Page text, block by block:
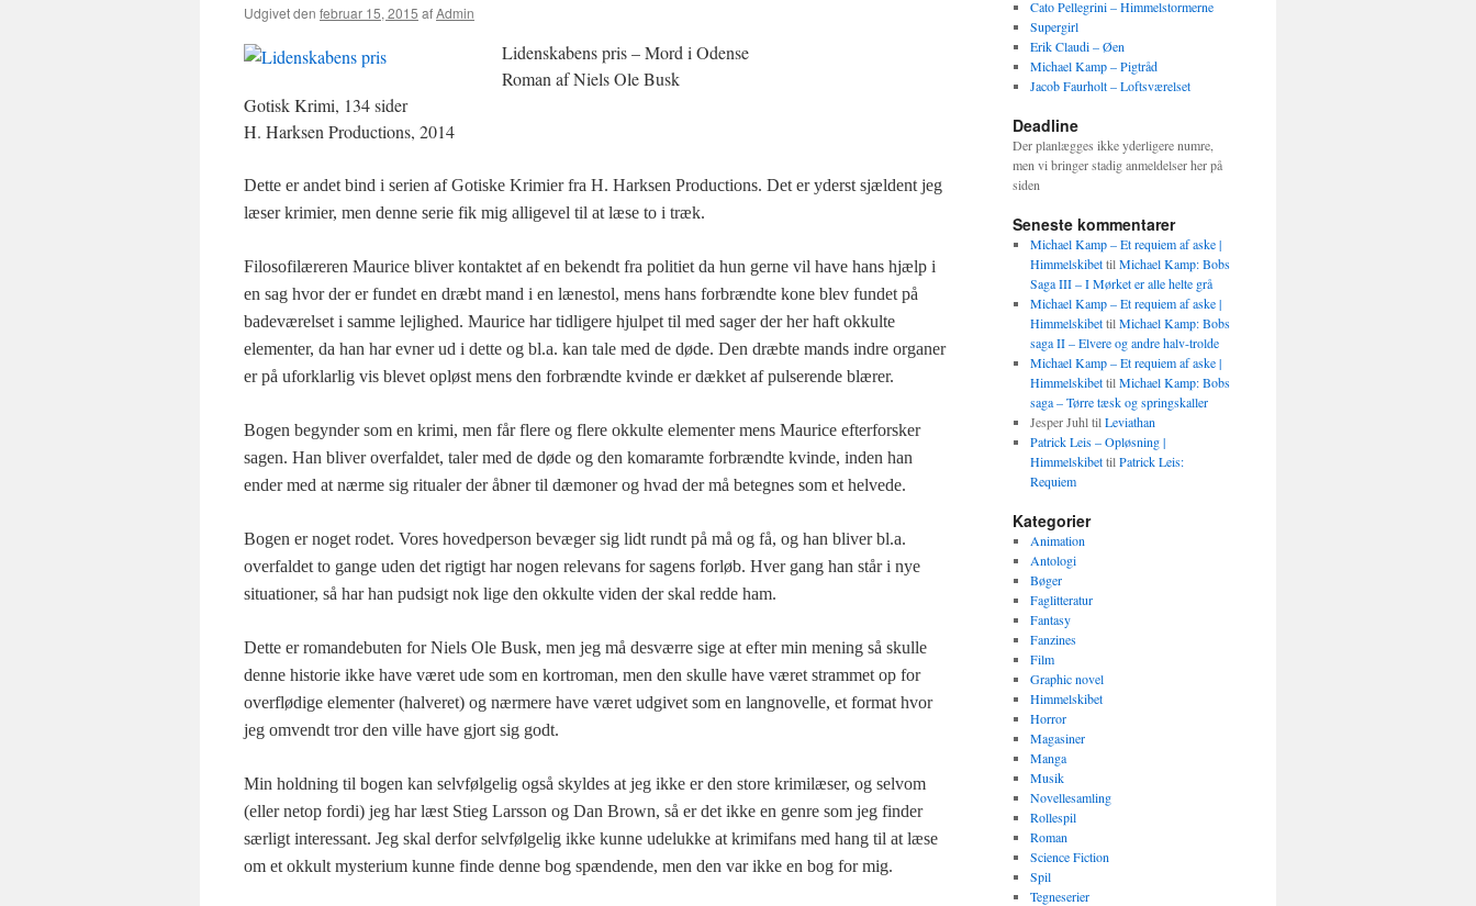
Udgivet den februar 15, 2015 afAdmin
Lidenskabens pris – Mord i Odense
Roman af Niels Ole Busk
Gotisk Krimi, 134 sider
H. Harksen Productions, 2014
Dette er andet bind i serien af Gotiske Krimier fra H. Harksen Productions. Det er yderst sjældent jeg
læser krimier, men denne serie fik mig alligevel til at læse to i træk.
Filosofilæreren Maurice bliver kontaktet af en bekendt fra politiet da hun gerne vil have hans hjælp i
en sag hvor der er fundet en dræbt mand i en lænestol, mens hans forbrændte kone blev fundet på
badeværelset i samme lejlighed. Maurice har tidligere hjulpet til med sager der her haft okkulte
elementer, da han har evner ud i dette og bl.a. kan tale med de døde. Den dræbte mands indre organer
er på uforklarlig vis blevet opløst mens den forbrændte kvinde er dækket af pulserende blærer.
Bogen begynder som en krimi, men får flere og flere okkulte elementer mens Maurice efterforsker
sagen. Han bliver overfaldet, taler med de døde og den komaramte forbrændte kvinde, inden han
ender med at nærme sig ritualer der åbner til dæmoner og hvad der må betegnes som et helvede.
Bogen er noget rodet. Vores hovedperson bevæger sig lidt rundt på må og få, og han bliver bl.a.
overfaldet to gange uden det rigtigt har nogen relevans for sagens forløb. Hver gang han står i nye
situationer, så har han pudsigt nok lige den okkulte viden der skal redde ham.
Dette er romandebuten for Niels Ole Busk, men jeg må desværre sige at efter min mening så skulle
denne historie ikke have været ude som en kort­roman, men den skulle have været strammet op for
overflødige elementer (halveret) og nærmere have været udgivet som en langnovelle, et format hvor
jeg omvendt tror den ville have gjort sig godt.
Min holdning til bogen kan selvfølgelig også skyldes at jeg ikke er den store krimilæser, og selvom
(eller netop fordi) jeg har læst Stieg Larsson og Dan Brown, så er det ikke en genre som jeg finder
særligt interessant. Jeg skal derfor selvfølgelig ikke kunne udelukke at krimifans med hang til at læse
om et okkult mysterium kunne finde denne bog spændende, men den var ikke en bog for mig.
Cato Pellegrini – Himmelstormerne
Supergirl
Erik Claudi – Øen
Michael Kamp – Pigtråd
Jacob Faurholt – Loftsværelset
Deadline
Der planlægges ikke yderligere numre,
men vi bringer stadig anmeldelser her på
siden
Seneste kommentarer
Michael Kamp – Et requiem af aske |
HimmelskibettilMichael Kamp: Bobs
Saga III – I Mørket er alle helte grå
Michael Kamp – Et requiem af aske |
HimmelskibettilMichael Kamp: Bobs
saga II – Elvere og andre halv-trolde
Michael Kamp – Et requiem af aske |
HimmelskibettilMichael Kamp: Bobs
saga – Tørre tæsk og springskaller
Jesper JuhltilLeviathan
Patrick Leis – Opløsning |
HimmelskibettilPatrick Leis:
Requiem
Kategorier
Animation
Antologi
Bøger
Faglitteratur
Fantasy
Fanzines
Film
Graphic novel
Himmelskibet
Horror
Magasiner
Manga
Musik
Novellesamling
Rollespil
Roman
Science Fiction
Spil
Tegneserier